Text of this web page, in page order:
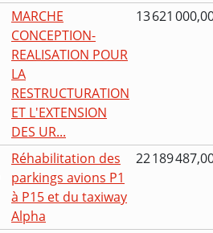
MARCHE
CONCEPTION-
REALISATION POUR
LA
RESTRUCTURATION
ET L'EXTENSION
DES UR...
13 621
Réhabilitation des
parkings avions P1
à P15 et du taxiway
Alpha
22 189